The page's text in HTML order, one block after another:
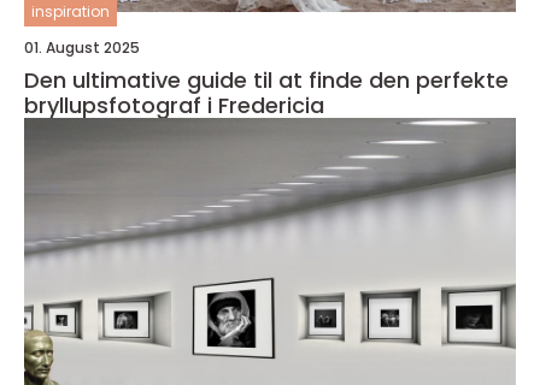
inspiration
01. August 2025
Den ultimative guide til at finde den perfekte
bryllupsfotograf i Fredericia